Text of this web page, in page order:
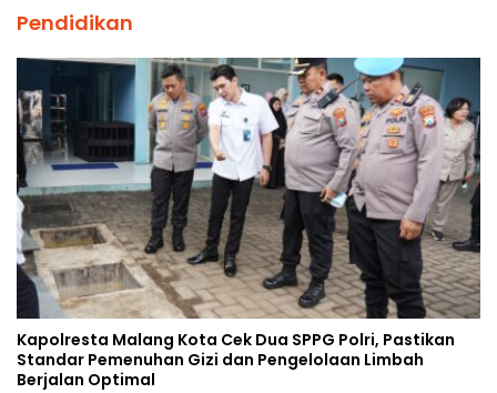
Pendidikan
Kapolresta Malang Kota Cek Dua SPPG Polri, Pastikan
Standar Pemenuhan Gizi dan Pengelolaan Limbah
Berjalan Optimal